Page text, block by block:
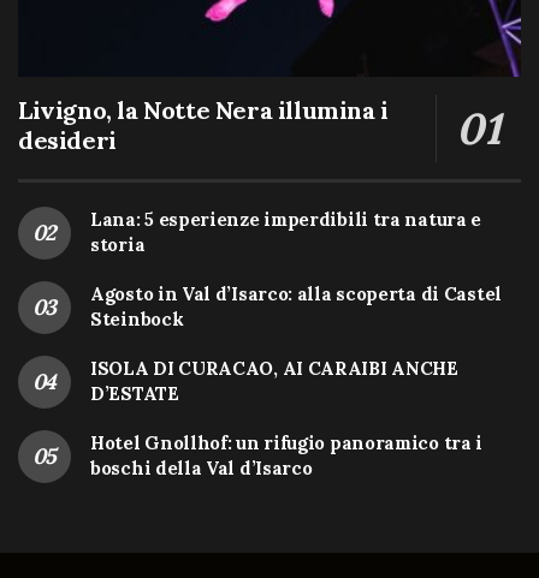
Livigno, la Notte Nera illumina i
desideri
Lana: 5 esperienze imperdibili tra natura e
storia
Agosto in Val d’Isarco: alla scoperta di Castel
Steinbock
ISOLA DI CURACAO, AI CARAIBI ANCHE
D’ESTATE
Hotel Gnollhof: un rifugio panoramico tra i
boschi della Val d’Isarco